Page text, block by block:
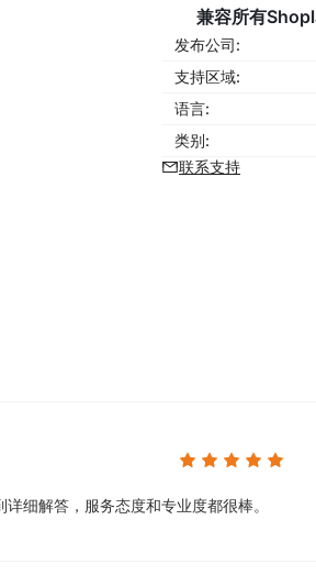
兼容所有
发布公司:
支持区域:
语言:
类别:
联系支持
细解答，服务态度和专业度都很棒。